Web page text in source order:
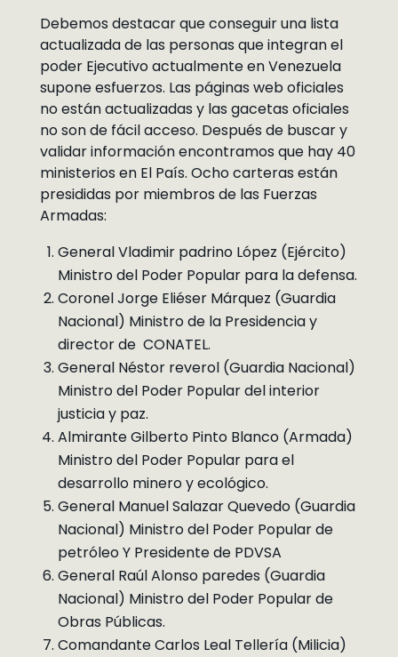
Debemos destacar que conseguir una lista
actualizada de las personas que integran el
poder Ejecutivo actualmente en Venezuela
supone esfuerzos. Las páginas web oficiales
no están actualizadas y las gacetas oficiales
no son de fácil acceso. Después de buscar y
validar información encontramos que hay 40
ministerios en El País. Ocho carteras están
presididas por miembros de las Fuerzas
Armadas:
General Vladimir padrino López (Ejército)
Ministro del Poder Popular para la defensa.
Coronel Jorge Eliéser Márquez (Guardia
Nacional) Ministro de la Presidencia y
director de CONATEL.
General Néstor reverol (Guardia Nacional)
Ministro del Poder Popular del interior
justicia y paz.
Almirante Gilberto Pinto Blanco (Armada)
Ministro del Poder Popular para el
desarrollo minero y ecológico.
General Manuel Salazar Quevedo (Guardia
Nacional) Ministro del Poder Popular de
petróleo Y Presidente de PDVSA
General Raúl Alonso paredes (Guardia
Nacional) Ministro del Poder Popular de
Obras Públicas.
Comandante Carlos Leal Tellería (Milicia)